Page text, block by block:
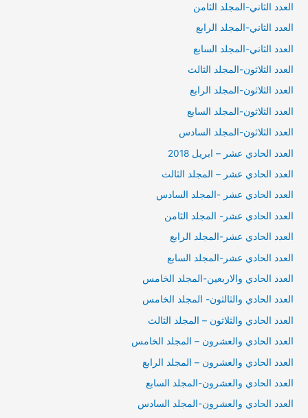
العدد الثاني-المجلد الثامن
العدد الثاني-المجلد الرابع
العدد الثاني-المجلد السابع
العدد الثلاثون-المجلد الثالث
العدد الثلاثون-المجلد الرابع
العدد الثلاثون-المجلد السابع
العدد الثلاثون-المجلد السادس
العدد الحادي عشر – ابريل 2018
العدد الحادي عشر – المجلد الثالث
العدد الحادي عشر -المجلد السادس
العدد الحادي عشر- المجلد الثامن
العدد الحادي عشر-المجلد الرابع
العدد الحادي عشر-المجلد السابع
العدد الحادي والاربعين-المجلد الخامس
العدد الحادي والثالثون- المجلد الخامس
العدد الحادي والثلاثون – المجلد الثالث
العدد الحادي والعشرون – المجلد الخامس
العدد الحادي والعشرون – المجلد الرابع
العدد الحادي والعشرون-المجلد السابع
العدد الحادي والعشرون-المجلد السادس